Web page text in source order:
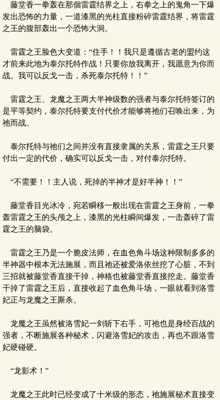
藤堂香一拳轰在那個雷霆结界之上，右拳之上的鬼角一下爆
发出恐怖的力量，一道漆黑的光柱直接粉碎雷霆结界，将雷霆
之王的腹部轰出一个恐怖大洞。
雷霆之王脸色大变道：“住手！！我只是遵循古老的盟约这
才前来此地为泰尔托特作战！只要你放我离开，我愿意为你而
战。我可以反戈一击，杀死泰尔托特！！”
雷霆之王、龙魔之王两大半神级数的强者与泰尔托特签订的
是平等契约，泰尔托特要支付代价才能够将祂们召唤出来，为
祂而战。
泰尔托特与祂们之间并没有直接隶属的关系，雷霆之王只要
付出一定的代价，确实可以反戈一击，对付泰尔托特。
“不需要！！主人说，死掉的半神才是好半神！！”
藤堂香目光冰冷，宛若瞬移一般出现在雷霆之王身前，一拳
轰雷霆之王的头颅之上，漆黑的光柱瞬间爆发，一击轰碎了雷
霆之王的脑袋。
雷霆之王乃是一个脆皮法师，在血色角斗场这种限制多多的
半神器中根本无法施展，而且祂还被爱洛依丝挖了心脏，不到
三招就被藤堂香直接干掉，神格也被藤堂香直接挖走。藤堂香
干掉了雷霆之王后，直接收起了血色角斗场，一眼就看到洛雪
妃正与龙魔之王厮杀。
龙魔之王虽然被洛雪妃一剑斩下右手，可祂也是身经百战的
强者，不断施展各种秘术，闪避洛雪妃的攻击，再也不跟洛雪
妃硬碰硬。
“龙影术！”
龙魔之王此时已经变成了十米级的形态，祂施展秘术直接变